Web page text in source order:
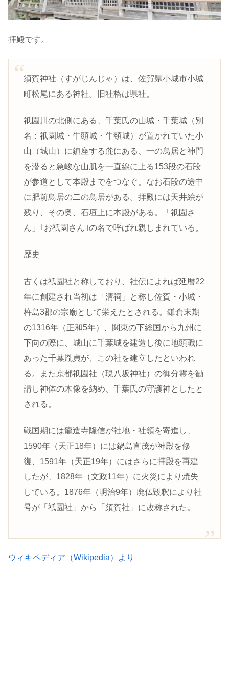
拝殿です。
須賀神社（すがじんじゃ）は、佐賀県小城市小城
町松尾にある神社。旧社格は県社。
祇園川の北側にある、千葉氏の山城・千葉城（別
名：祇園城・牛頭城・牛頸城）が置かれていた小
山（城山）に鎮座する麓にある、一の鳥居と神門
を潜ると急峻な山肌を一直線に上る153段の石段
が参道として本殿までをつなぐ。なお石段の途中
に肥前鳥居の二の鳥居がある。拝殿には天井絵が
残り、その奥、石垣上に本殿がある。「祇園さ
ん」｢お祇園さん｣の名で呼ばれ親しまれている。
歴史
古くは祇園社と称しており、社伝によれば延暦22
年に創建され当初は「清祠」と称し佐賀・小城・
杵島3郡の宗廟として栄えたとされる。鎌倉末期
の1316年（正和5年）、関東の下総国から九州に
下向の際に、城山に千葉城を建造し後に地頭職に
あった千葉胤貞が、この社を建立したといわれ
る。また京都祇園社（現八坂神社）の御分霊を勧
請し神体の木像を納め、千葉氏の守護神としたと
される。
戦国期には龍造寺隆信が社地・社領を寄進し、
1590年（天正18年）には鍋島直茂が神殿を修
復、1591年（天正19年）にはさらに拝殿を再建
したが、1828年（文政11年）に火災により焼失
している。1876年（明治9年）廃仏毀釈により社
号が「祇園社」から「須賀社」に改称された。
ウィキペディア（Wikipedia）より